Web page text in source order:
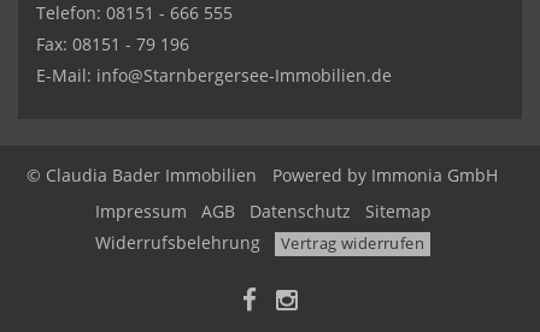
Telefon: 08151 - 666 555
Fax: 08151 - 79 196
E-Mail: info@Starnbergersee-Immobilien.de
© Claudia Bader Immobilien Powered by Immonia GmbH
Impressum
AGB Datenschutz
Sitemap
Widerrufsbelehrung
Vertrag widerrufen